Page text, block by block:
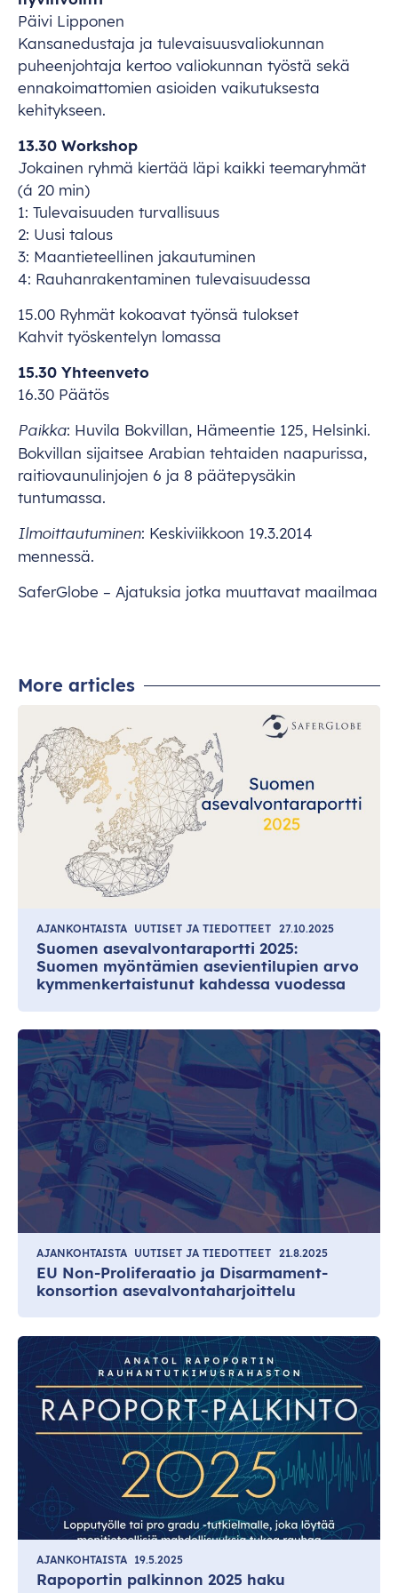
Päivi Lipponen
Kansanedustaja jatulevaisuusvaliokunnan
puheenjohtaja kertoo valiokunnan työstä sekä
ennakoimattomien asioiden vaikutuksesta
kehitykseen.
13.30Workshop
Jokainen ryhmä kiertää läpi kaikki teemaryhmät
(á 20 min)
1:Tulevaisuuden turvallisuus
2: Uusi talous
3: Maantieteellinen jakautuminen
4: Rauhanrakentaminen tulevaisuudessa
15.00 Ryhmät kokoavat työnsä tulokset
Kahvit työskentelyn lomassa
15.30Yhteenveto
16.30 Päätös
Paikka: Huvila Bokvillan, Hämeentie 125, Helsinki.
Bokvillan sijaitsee Arabian tehtaiden naapurissa,
raitiovaunulinjojen 6 ja 8 päätepysäkin
tuntumassa.
Ilmoittautuminen: Keskiviikkoon 19.3.2014
mennessä.
SaferGlobe – Ajatuksia jotka muuttavat maailmaa
More articles
AJANKOHTAISTA UUTISET JA TIEDOTTEET 27.10.2025
Suomen asevalvontaraportti 2025:
Suomen myöntämien asevientilupien arvo
kymmenkertaistunut kahdessa vuodessa
AJANKOHTAISTA UUTISET JA TIEDOTTEET 21.8.2025
EU Non-Proliferaatio ja Disarmament-
konsortion asevalvontaharjoittelu
AJANKOHTAISTA 19.5.2025
Rapoportin palkinnon 2025 haku